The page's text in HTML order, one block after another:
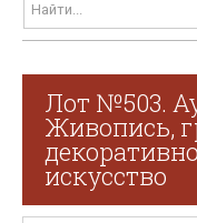
Лот №503.
Живопись,
искусство